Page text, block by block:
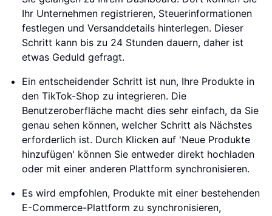
Ihr Unternehmen registrieren, Steuerinformationen
festlegen und Versanddetails hinterlegen. Dieser
Schritt kann bis zu 24 Stunden dauern, daher ist
etwas Geduld gefragt.
Ein entscheidender Schritt ist nun, Ihre Produkte in
den TikTok-Shop zu integrieren. Die
Benutzeroberfläche macht dies sehr einfach, da Sie
genau sehen können, welcher Schritt als Nächstes
erforderlich ist. Durch Klicken auf 'Neue Produkte
hinzufügen' können Sie entweder direkt hochladen
oder mit einer anderen Plattform synchronisieren.
Es wird empfohlen, Produkte mit einer bestehenden
E-Commerce-Plattform zu synchronisieren,